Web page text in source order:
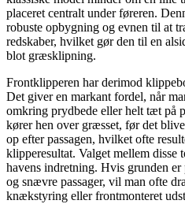
placeret centralt under føreren.
robuste opbygning og evnen til at
redskaber, hvilket gør den til en
blot græsklipning.
Frontklipperen har derimod
Det giver en markant fordel, når
omkring prydbede eller helt tæt på
kører hen over græsset, før det
op efter passagen, hvilket ofte
klipperesultat. Valget mellem
havens indretning. Hvis grunden
og snævre passager, vil man ofte
knækstyring eller frontmonteret